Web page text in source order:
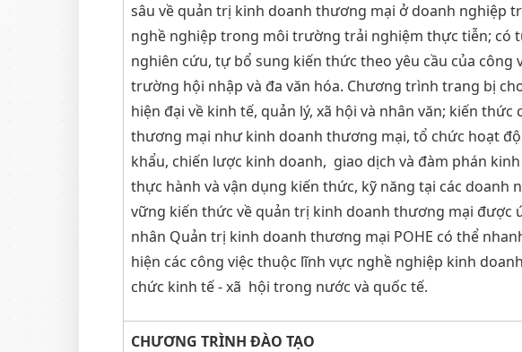
sâu về quản trị kinh doanh thương mại ở doanh nghiệp
nghề nghiệp trong môi trường trải nghiệm thực tiễn; có
nghiên cứu, tự bổ sung kiến thức theo yêu cầu của công
trường hội nhập và đa văn hóa. Chương trình trang bị
hiện đại về kinh tế, quản lý, xã hội và nhân văn; kiến
thương mại như kinh doanh thương mại, tổ chức hoạt
khẩu, chiến lược kinh doanh, giao dịch và đàm phán
thực hành và vận dụng kiến thức, kỹ năng tại các doanh
vững kiến thức về quản trị kinh doanh thương mại được
nhân Quản trị kinh doanh thương mại POHE có thể
hiện các công việc thuộc lĩnh vực nghề nghiệp kinh
chức kinh tế - xã hội trong nước và quốc tế.
CHƯƠNG TRÌNH ĐÀO TẠO